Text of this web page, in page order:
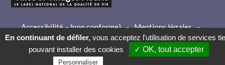
Accessibilité – (non conforme) - Mentions légales -
Crédits
- Contact
En continuant de défiler, vous acceptez l'utilisation de services
pouvant installer des cookies
✓ OK, tout accepter
Personnaliser